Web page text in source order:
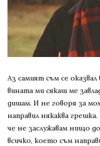
Аз самият съм се
вината ми сякаш ме
дишам. И не говоря за
направил някаква
че не заслужавам нищо
всичко, което съм